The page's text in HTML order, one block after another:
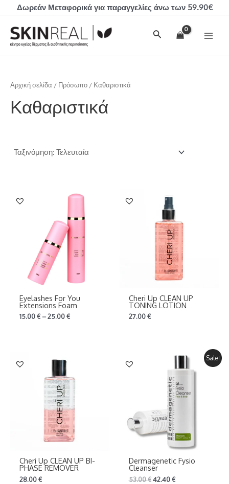
Μετάβαση
περιεχόμενο
Δωρεάν Μεταφορικά για παραγγελίες άνω των 59.90€
Αναζήτηση
Αρχική σελίδα / Πρόσωπο / Καθαριστικά
Καθαριστικά
Eyelashes For You
Extensions Foam
15.00€–25.00€
Cheri Up CLEAN UP
TONING LOTION
27.00€
Cheri Up CLEAN UP BI-
PHASE REMOVER
28.00€
Sale!
Dermagenetic Fysio
Cleanser
53.00€ 42.40€